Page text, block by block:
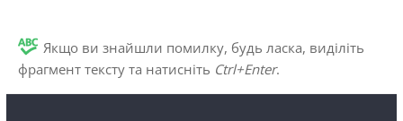
Якщо ви знайшли помилку, будь ласка, виділіть
фрагмент тексту та натисніть Ctrl+Enter.